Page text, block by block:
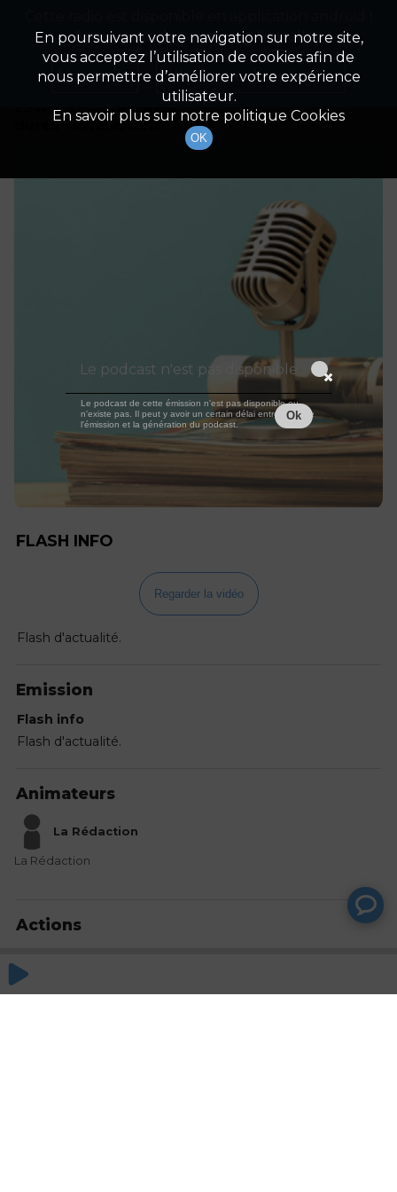
Détails De L'épisode
23 mars 2021
à 23h00
durée : Invalid date
FLASH INFO
Regarder la vidéo
Flash d'actualité.
Emission
Flash info
Flash d'actualité.
Animateurs
La Rédaction
La Rédaction
Actions
En poursuivant votre navigation sur notre site,
vous acceptez l’utilisation de cookies afin de
nous permettre d’améliorer votre expérience
utilisateur.
En savoir plus sur notre politique Cookies
OK
Appuyez ci-dessous pour l'installer.
Non merci Télécharger l'application
Le podcast n'est pas disponible
Le podcast de cette émission n'est pas disponible ou
n'existe pas. Il peut y avoir un certain délai entre la fin de
l'émission et la génération du podcast.
Ok